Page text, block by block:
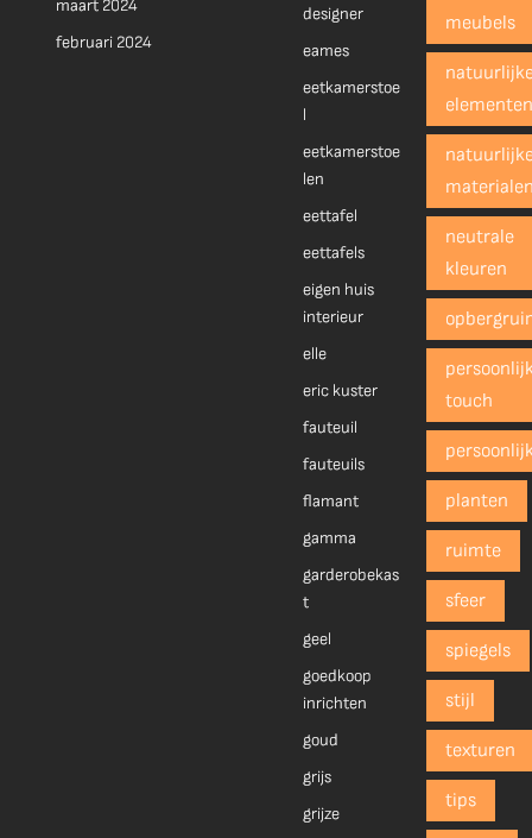
maart 2024
februari 2024
designer
eames
eetkamerstoe
l
eetkamerstoe
len
eettafel
eettafels
eigen huis
interieur
elle
eric kuster
fauteuil
fauteuils
flamant
gamma
garderobekas
t
geel
goedkoop
inrichten
goud
grijs
grijze
meubels
neutrale
kleuren
touch
planten
ruimte
sfeer
spiegels
stijl
texturen
tips